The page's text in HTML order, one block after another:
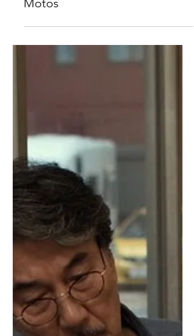
Yamaha e Tokyo Override: A
Revolução Futurista das
Motos